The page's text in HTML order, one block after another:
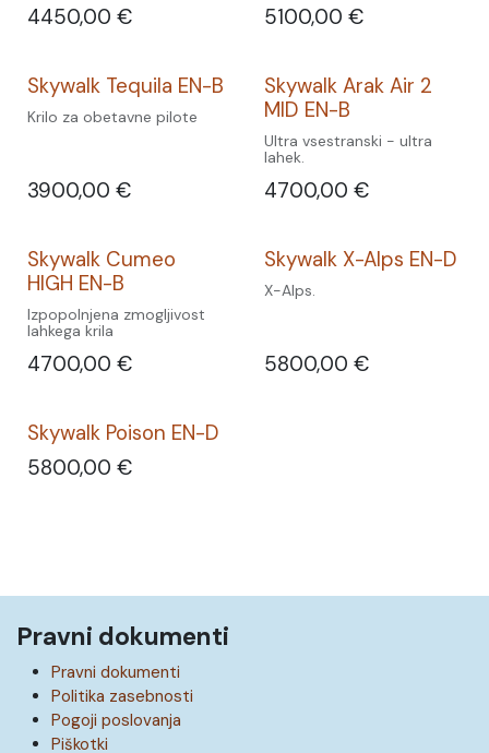
4450,00 € 5100,00 €
Skywalk Tequila EN-B
Krilo za obetavne pilote
3900,00 €
Skywalk Arak Air 2
MID EN-B
Ultra vsestranski - ultra
lahek.
4700,00 €
Skywalk Cumeo
HIGH EN-B
Izpopolnjena zmogljivost
lahkega krila
4700,00 €
Skywalk X-Alps EN-D
X-Alps.
5800,00 €
Skywalk Poison EN-D
5800,00 €
Pravni dokumenti
Pravni dokumenti
Politika zasebnosti
Pogoji poslovanja
Piškotki